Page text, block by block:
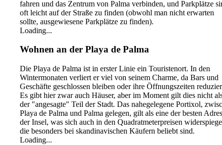
fahren und das Zentrum von Palma verbinden, und Parkplätze
oft leicht auf der Straße zu finden (obwohl man nicht erwarten
sollte, ausgewiesene Parkplätze zu finden).
Loading...
Wohnen an der Playa de Palma
Die Playa de Palma ist in erster Linie ein Touristenort. In den
Wintermonaten verliert er viel von seinem Charme, da Bars und
Geschäfte geschlossen bleiben oder ihre Öffnungszeiten
Es gibt hier zwar auch Häuser, aber im Moment gilt dies nicht
der "angesagte" Teil der Stadt. Das nahegelegene Portixol,
Playa de Palma und Palma gelegen, gilt als eine der besten
der Insel, was sich auch in den Quadratmeterpreisen
die besonders bei skandinavischen Käufern beliebt sind.
Loading...